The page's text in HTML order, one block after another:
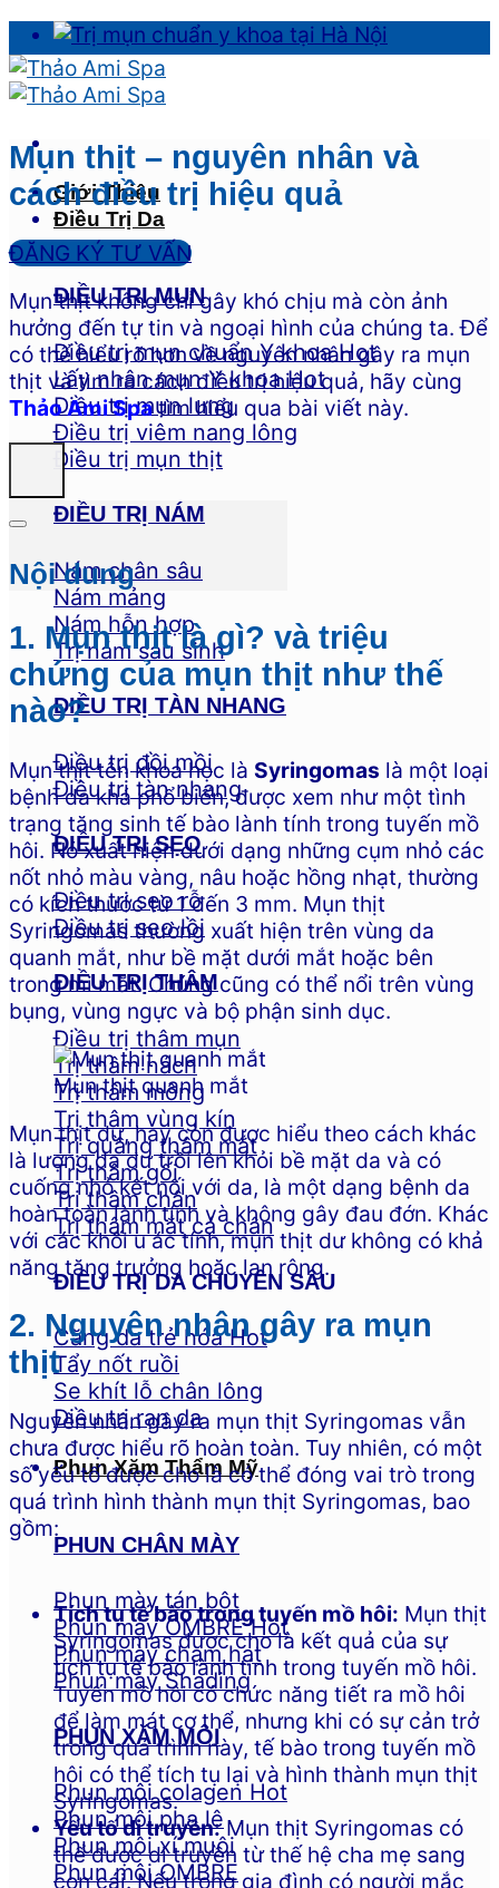
Skip
to
content
Giới Thiệu
Điều Trị Da
ĐIỀU TRỊ MỤN
Điều trị mụn chuẩn Y khoa
Lấy nhân mụn Y khoa
Điều trị mụn lưng
Điều trị viêm nang lông
Điều trị mụn thịt
ĐIỀU TRỊ NÁM
Nám chân sâu
Nám mảng
Nám hỗn hợp
Trị nám sau sinh
ĐIỀU TRỊ TÀN NHANG
Điều trị đồi mồi
Điều trị tàn nhang
ĐIỀU TRỊ SẸO
Điều trị sẹo rỗ
Điều trị sẹo lồi
ĐIỀU TRỊ THÂM
Điều trị thâm mụn
Trị thâm nách
Trị thâm mông
Trị thâm vùng kín
Trị quầng thâm mắt
Trị thâm gối
Trị thâm chân
Trị thâm mắt cá chân
ĐIỀU TRỊ DA CHUYÊN SÂU
Căng da trẻ hóa
Tẩy nốt ruồi
Se khít lỗ chân lông
Điều trị rạn da
Phun Xăm Thẩm Mỹ
PHUN CHÂN MÀY
Phun mày tán bột
Phun mày OMBRE
Phun mày chạm hạt
Phun mày Shading
PHUN XĂM MÔI
Phun môi colagen
Phun môi pha lê
Phun môi xí muội
Phun môi OMBRE
Mụn thịt – nguyên nhân và
cách điều trị hiệu quả
ĐĂNG KÝ TƯ VẤN
Mụn thịt không chỉ gây khó chịu mà còn ảnh
hưởng đến tự tin và ngoại hình của chúng ta. Để
có thể hiểu rõ hơn về nguyên nhân gây ra mụn
thịt và tìm ra cách điều trị hiệu quả, hãy cùng
Thảo Ami Spatìm hiểu qua bài viết này.
Nội dung
1. Mụn thịt là gì? và triệu
chứng của mụn thịt như thế
nào?
Mụn thịt tên khoa học là Syringomas là một loại
bệnh da khá phổ biến, được xem như một tình
trạng tăng sinh tế bào lành tính trong tuyến mồ
hôi. Nó xuất hiện dưới dạng những cụm nhỏ các
nốt nhỏ màu vàng, nâu hoặc hồng nhạt, thường
có kích thước từ 1 đến 3 mm. Mụn thịt
Syringomas thường xuất hiện trên vùng da
quanh mắt, như bề mặt dưới mắt hoặc bên
trong mi mắt. Chúng cũng có thể nổi trên vùng
bụng, vùng ngực và bộ phận sinh dục.
Mụn thịt quanh mắt
Mụn thịt dư, hay còn được hiểu theo cách khác
là lượng da dư trồi lên khỏi bề mặt da và có
cuống nhỏ kết nối với da, là một dạng bệnh da
hoàn toàn lành tính và không gây đau đớn. Khác
với các khối u ác tính, mụn thịt dư không có khả
năng tăng trưởng hoặc lan rộng.
2. Nguyên nhân gây ra mụn
thịt
Nguyên nhân gây ra mụn thịt Syringomas vẫn
chưa được hiểu rõ hoàn toàn. Tuy nhiên, có một
số yếu tố được cho là có thể đóng vai trò trong
quá trình hình thành mụn thịt Syringomas, bao
gồm:
Tích tụ tế bào trong tuyến mồ hôi: Mụn thịt
Syringomas được cho là kết quả của sự
tích tụ tế bào lành tính trong tuyến mồ hôi.
Tuyến mồ hôi có chức năng tiết ra mồ hôi
để làm mát cơ thể, nhưng khi có sự cản trở
trong quá trình này, tế bào trong tuyến mồ
hôi có thể tích tụ lại và hình thành mụn thịt
Syringomas.
Yếu tố di truyền:Mụn thịt Syringomas có
thể được di truyền từ thế hệ cha mẹ sang
con cái. Nếu trong gia đình có người mắc